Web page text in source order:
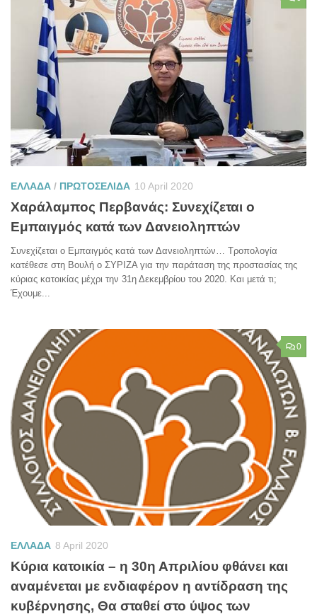
ΕΛΛΑΔΑ / ΠΡΩΤΟΣΕΛΙΔΑ 10 April 2020
Χαράλαμπος Περβανάς: Συνεχίζεται ο
Εμπαιγμός κατά των Δανειοληπτών
Συνεχίζεται ο Εμπαιγμός κατά των Δανειοληπτών… Τροπολογία
κατέθεσε στη Βουλή ο ΣΥΡΙΖΑ για την παράταση της προστασίας της
κύριας κατοικίας μέχρι την 31η Δεκεμβρίου του 2020. Και μετά τι;
Έχουμε...
0
ΕΛΛΑΔΑ 8 April 2020
Κύρια κατοικία – η 30η Απριλίου φθάνει και
αναμένεται με ενδιαφέρον η αντίδραση της
κυβέρνησης, Θα σταθεί στο ύψος των